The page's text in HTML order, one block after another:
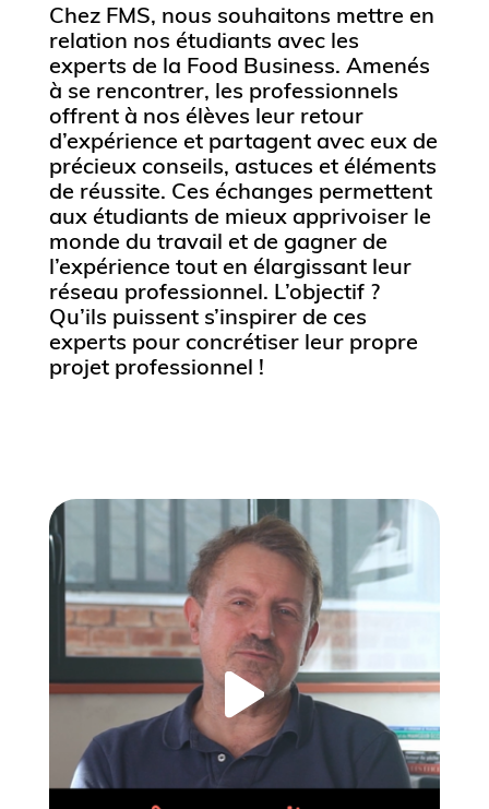
Chez FMS, nous souhaitons mettre en
relation nos étudiants avec les
experts de la Food Business. Amenés
à se rencontrer, les professionnels
offrent à nos élèves leur retour
d’expérience et partagent avec eux de
précieux conseils, astuces et éléments
de réussite. Ces échanges permettent
aux étudiants de mieux apprivoiser le
monde du travail et de gagner de
l’expérience tout en élargissant leur
réseau professionnel. L’objectif ?
Qu’ils puissent s’inspirer de ces
experts pour concrétiser leur propre
projet professionnel !